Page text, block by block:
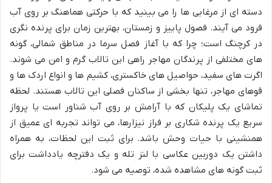
دسته ای از مرغابی ها را می بینید که با حرکتی هماهنگ بر روی آب
فرود می آیند. فصول پاییز و زمستان، بهترین زمان برای پرنده نگری
در کرچنگ است؛ چرا که با آغاز فصل سرما در مناطق شمالی، گونه
های مختلفی از پرندگان مهاجر راهی این تالاب گرم و امن می شوند.
اگرت های سفید، حواصیل های خاکستری، کشیم ها و انواع اردک ها و
قوهای مهاجر، تنها بخشی از ساکنان فصلی این تالاب هستند. لحظه
تماشای یک پلیکان که با آرامش بر روی آب شناور است یا پرواز
سریع یک پرنده شکاری بر فراز نیزارها، می تواند تجربه ای عمیق از
همنشینی با حیات وحش باشد. برای ثبت این لحظات، به همراه
داشتن یک دوربین عکاسی با لنز تله و یک دفترچه یادداشت برای
ثبت گونه های مشاهده شده، توصیه می شود.